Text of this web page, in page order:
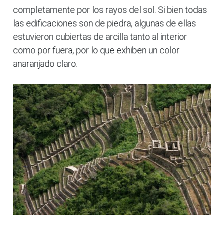
completamente por los rayos del sol. Si bien todas
las edificaciones son de piedra, algunas de ellas
estuvieron cubiertas de arcilla tanto al interior
como por fuera, por lo que exhiben un color
anaranjado claro.